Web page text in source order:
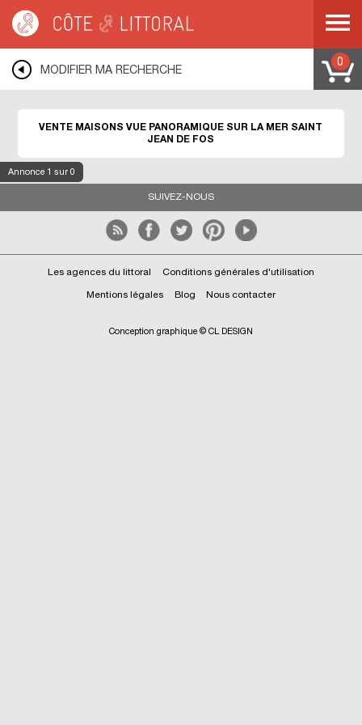
panoramique>MEDITERRANEE > LANGUEDOC ROUSSILLON HERAULT>
SAINT JEAN DE FOS
MODIFIER MA RECHERCHE
0
Annonce 1 sur 0
VENTE MAISONS VUE PANORAMIQUE SUR LA MER SAINT
JEAN DE FOS
SUIVEZ-NOUS
Les agences du littoral Conditions générales d'utilisation
Mentions légales Blog Nous contacter
Conception graphique © CL DESIGN